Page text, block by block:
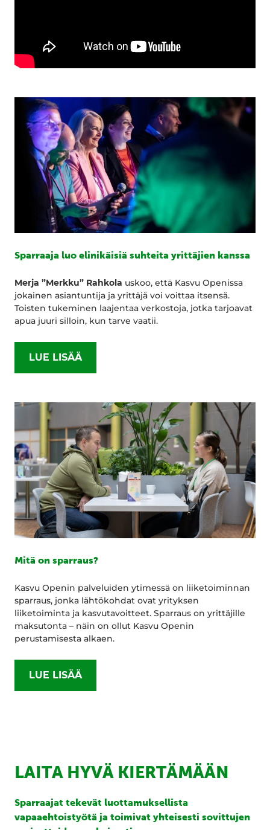
Sparraaja luo elinikäisiä suhteita yrittäjien kanssa
Merja ”Merkku” Rahkola uskoo, että Kasvu Openissa
jokainen asiantuntija ja yrittäjä voi voittaa itsensä.
Toisten tukeminen laajentaa verkostoja, jotka tarjoavat
apua juuri silloin, kun tarve vaatii.
LUE LISÄÄ
Mitä on sparraus?
Kasvu Openin palveluiden ytimessä on liiketoiminnan
sparraus, jonka lähtökohdat ovat yrityksen
liiketoiminta ja kasvutavoitteet. Sparraus on yrittäjille
maksutonta – näin on ollut Kasvu Openin
perustamisesta alkaen.
LUE LISÄÄ
LAITA HYVÄ KIERTÄMÄÄN
Sparraajat tekevät luottamuksellista
vapaaehtoistyötä ja toimivat yhteisesti sovittujen